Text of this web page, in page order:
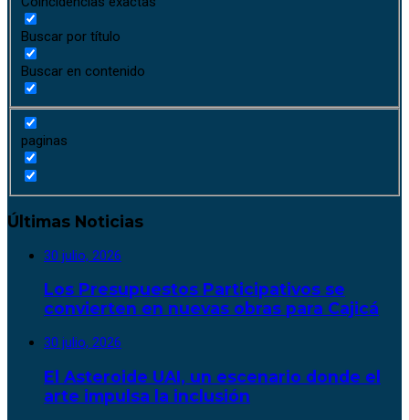
Buscar por título
Buscar en contenido
paginas
Últimas Noticias
30 julio, 2026
Los Presupuestos Participativos se
convierten en nuevas obras para Cajicá
30 julio, 2026
El Asteroide UAI, un escenario donde el
arte impulsa la inclusión